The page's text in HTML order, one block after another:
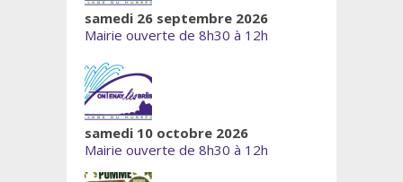
samedi 26 septembre 2026
Mairie ouverte de 8h30 à 12h
samedi 10 octobre 2026
Mairie ouverte de 8h30 à 12h